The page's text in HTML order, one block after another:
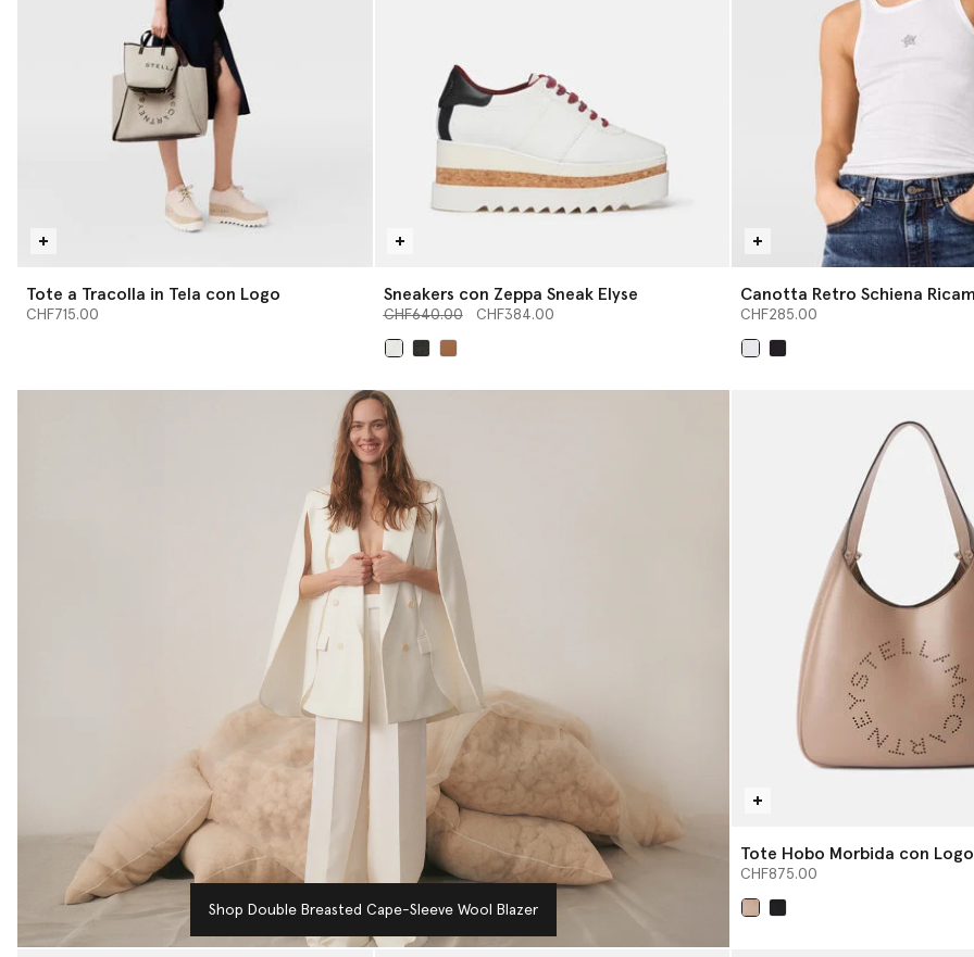
Tote a Tracolla in Tela con Logo
CHF715.00
Sneakers con Zeppa Sneak Elyse
Prezzo ridotto da
CHF640.00a CHF384.00
Canotta Retro Schiena
Cristalli
CHF285.00
Shop Double Breasted Cape-Sleeve Wool Blazer
Tote Hobo Morbida con Logo
CHF875.00